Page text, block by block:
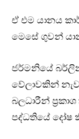
ඒ එම යානය
මෙසේ ගුවන්
ජර්මනියේ
වේලාවකින්
බලධාරීන්
පද්ධතියේ